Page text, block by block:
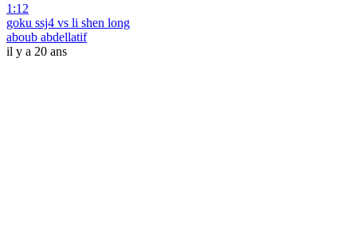
1:12
goku ssj4 vs li shen long
aboub abdellatif
il y a 20 ans